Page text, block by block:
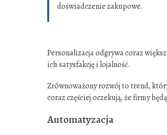
doświadczenie zakupowe.
Personalizacja odgrywa coraz
ich satysfakcję i lojalność.
Zrównoważony rozwój to trend,
coraz częściej oczekują, że firmy
Automatyzacja